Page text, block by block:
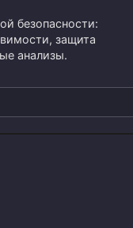
безопасности:
защита
анализы.